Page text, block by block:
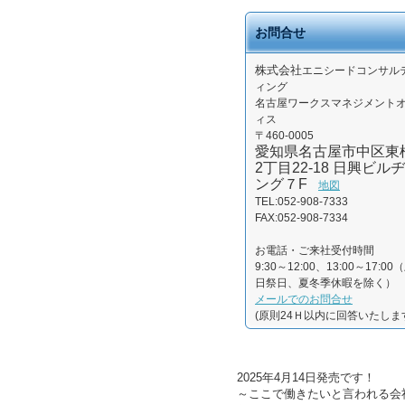
お問合せ
株式会社エニシードコンサル
ィング
名古屋ワークスマネジメント
ィス
〒460-0005
愛知県名古屋市中区東
2丁目22-18 日興ビルヂ
ング７F
地図
TEL:052-908-7333
FAX:052-908-7334
お電話・ご来社受付時間
9:30～12:00、13:00～17:00（
日祭日、夏冬季休暇を除く）
メールでのお問合せ
(原則24Ｈ以内に回答いたしま
2025年4月14日発売です！
～ここで働きたいと言われる会